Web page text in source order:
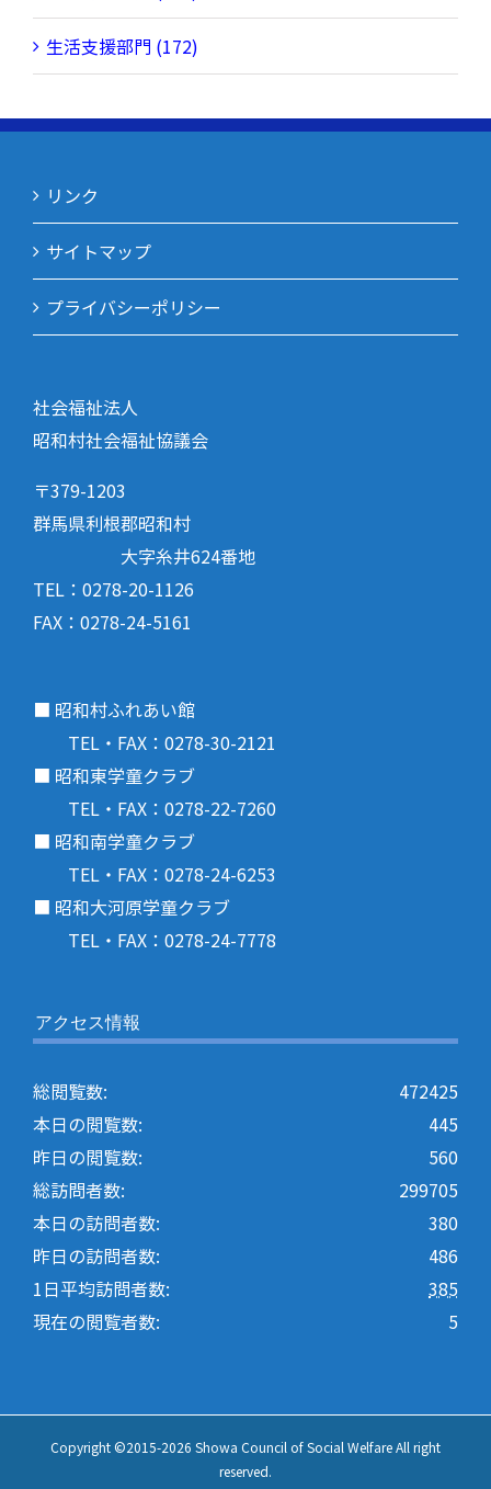
生活支援部門 (172)
リンク
サイトマップ
プライバシーポリシー
社会福祉法人
昭和村社会福祉協議会
〒379-1203
群馬県利根郡昭和村
大字糸井624番地
TEL：0278-20-1126
FAX：0278-24-5161
■ 昭和村ふれあい館
TEL・FAX：0278-30-2121
■ 昭和東学童クラブ
TEL・FAX：0278-22-7260
■ 昭和南学童クラブ
TEL・FAX：0278-24-6253
■ 昭和大河原学童クラブ
TEL・FAX：0278-24-7778
アクセス情報
472425
総閲覧数:
445
本日の閲覧数:
560
昨日の閲覧数:
299705
総訪問者数:
380
本日の訪問者数:
486
昨日の訪問者数:
385
1日平均訪問者数:
5
現在の閲覧者数:
Copyright ©2015-2026 Showa Council of Social Welfare All right
reserved.